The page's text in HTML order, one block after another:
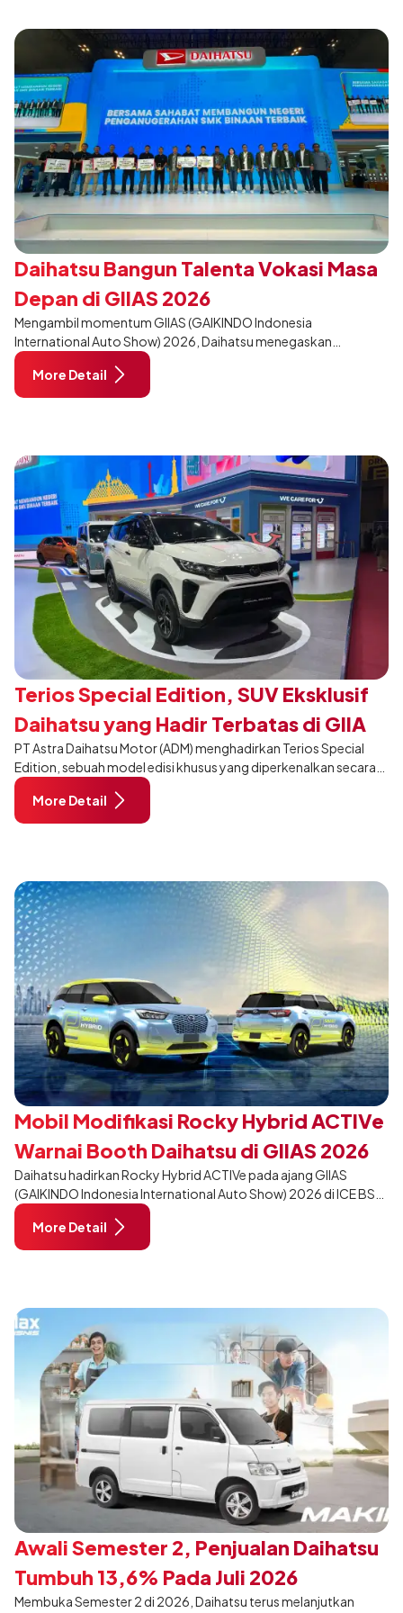
Daihatsu Bangun Talenta Vokasi Masa
Depan di GIIAS 2026
Mengambil momentum GIIAS (GAIKINDO Indonesia
International Auto Show) 2026, Daihatsu menegaskan
komitmennya dalam meningkatkan kualitas SDM (Sumber Daya
Manusia) melalui pendidikan vokasi bertema “Bersama Sahabat
Membangun Negeri”. Komitmen ini diwujudkan melalui ajang
More Detail
Terios Special Edition, SUV Eksklusif
Daihatsu yang Hadir Terbatas di GIIAS
2026
PT Astra Daihatsu Motor (ADM) menghadirkan Terios Special
Edition, sebuah model edisi khusus yang diperkenalkan secara
eksklusif pada ajang Gaikindo Indonesia International Auto
Show (GIIAS) 2026 di ICE BSD City, Tangerang. Dikembangkan
dari varian Terios 1.5 X A/T, model ini menawarkan sentuhan
menjadi ciri khas Terios.
More Detail
Mobil Modifikasi Rocky Hybrid ACTIVe
Warnai Booth Daihatsu di GIIAS 2026
Daihatsu hadirkan Rocky Hybrid ACTIVe pada ajang GIIAS
(GAIKINDO Indonesia International Auto Show) 2026 di ICE BSD
City, Tangerang. Terdapat 2 unit Rocky Hybrid yang
dimodifikasi untuk menghadirkan sarana inspirasi bagi
pengunjung mendukung gaya hidup yang aktif.
More Detail
Awali Semester 2, Penjualan Daihatsu
Tumbuh 13,6% Pada Juli 2026
Membuka Semester 2 di 2026, Daihatsu terus melanjutkan